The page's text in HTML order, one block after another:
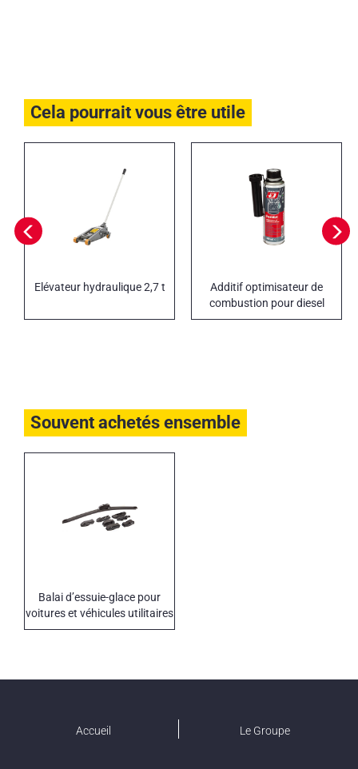
Cela pourrait vous être utile
Elévateur hydraulique 2,7 t
Additif optimisateur de
combustion pour diesel
FUELDAT
Souvent achetés ensemble
Balai d’essuie-glace pour
voitures et véhicules utilitaires
Accueil Le Groupe